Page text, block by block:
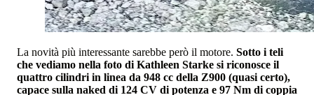
La novità più interessante sarebbe però il motore. Sotto i teli
che vediamo nella foto di Kathleen Starke si riconosce il
quattro cilindri in linea da 948 cc della Z900 (quasi certo),
capace sulla naked di 124 CV di potenza e 97 Nm di coppia